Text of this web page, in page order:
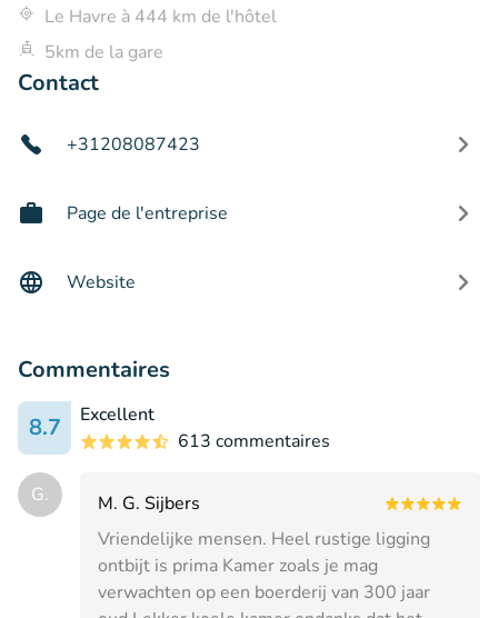
Le Havre à 444 km de l'hôtel
5km de la gare
Contact
+31208087423
Page de l'entreprise
Website
Commentaires
8.7
Excellent
613 commentaires
G.
M. G. Sijbers
Vriendelijke mensen. Heel rustige ligging
ontbijt is prima Kamer zoals je mag
verwachten op een boerderij van 300 jaar